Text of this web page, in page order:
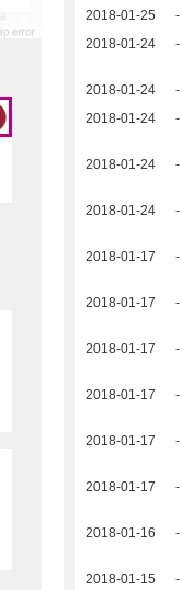
2018-01-25
-
2018-01-24
-
2018-01-24
-
2018-01-24
-
2018-01-24
-
2018-01-24
-
2018-01-17
-
2018-01-17
-
2018-01-17
-
2018-01-17
-
2018-01-17
-
2018-01-17
-
2018-01-16
-
2018-01-15
-